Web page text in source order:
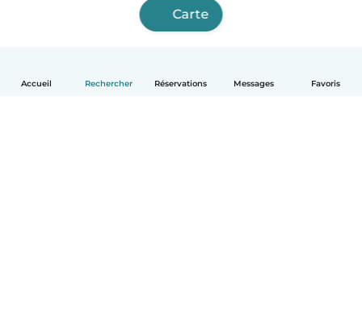
Accueil Rechercher Réservations Messages Favoris
Carte